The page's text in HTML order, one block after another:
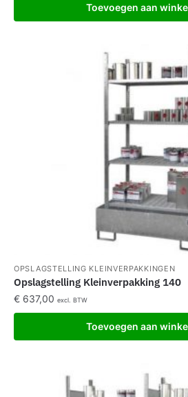
Toevoegen aan
OPSLAGSTELLING KLEINVERPAKKINGEN
Opslagstelling Kleinverpakking 140
€ 637,00 excl. BTW
Toevoegen aan